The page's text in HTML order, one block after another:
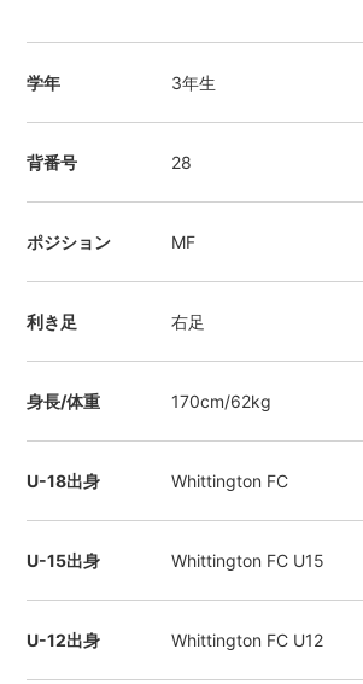
学年 3年生
背番号 28
ポジション MF
利き足 右足
身長/体重 170cm/62kg
U-18出身 Whittington FC
U-15出身 Whittington FC U15
U-12出身 Whittington FC U12